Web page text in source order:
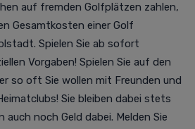
auf fremden Golfplätzen zahlen,
Gesamtkosten einer Golf
Spielen Sie ab sofort
Vorgaben! Spielen Sie auf den
so oft Sie wollen mit Freunden und
Sie bleiben dabei stets
auch noch Geld dabei. Melden Sie